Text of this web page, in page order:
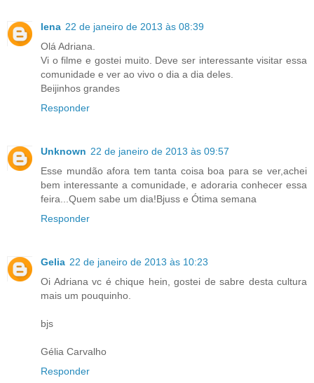
lena 22 de janeiro de 2013 às 08:39
Olá Adriana.
Vi o filme e gostei muito. Deve ser interessante visitar essa
comunidade e ver ao vivo o dia a dia deles.
Beijinhos grandes
Responder
Unknown 22 de janeiro de 2013 às 09:57
Esse mundão afora tem tanta coisa boa para se ver,achei
bem interessante a comunidade, e adoraria conhecer essa
feira...Quem sabe um dia!Bjuss e Ótima semana
Responder
Gelia 22 de janeiro de 2013 às 10:23
Oi Adriana vc é chique hein, gostei de sabre desta cultura
mais um pouquinho.
bjs
Gélia Carvalho
Responder